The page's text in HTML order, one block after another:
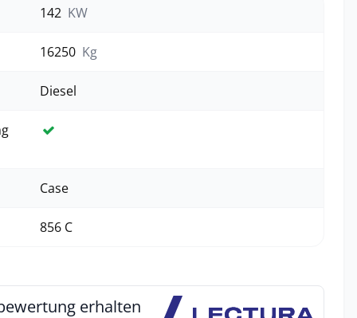
142 KW
16250 Kg
Diesel
Ja
Case
856 C
erhalten